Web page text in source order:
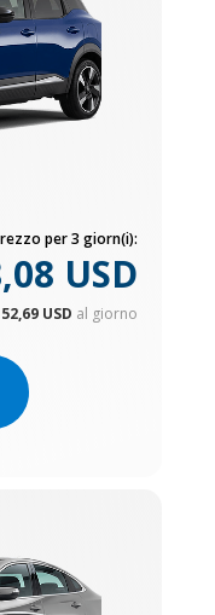
per 3 giorn(i):
USD
52,69 USD al giorno